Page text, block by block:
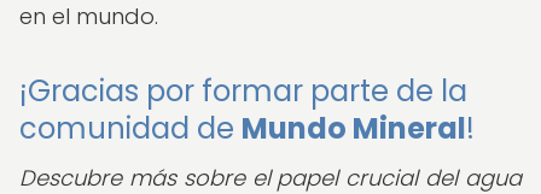
en el mundo.
¡Gracias por formar parte de la
comunidad de Mundo Mineral!
Descubre más sobre el papel crucial del agua